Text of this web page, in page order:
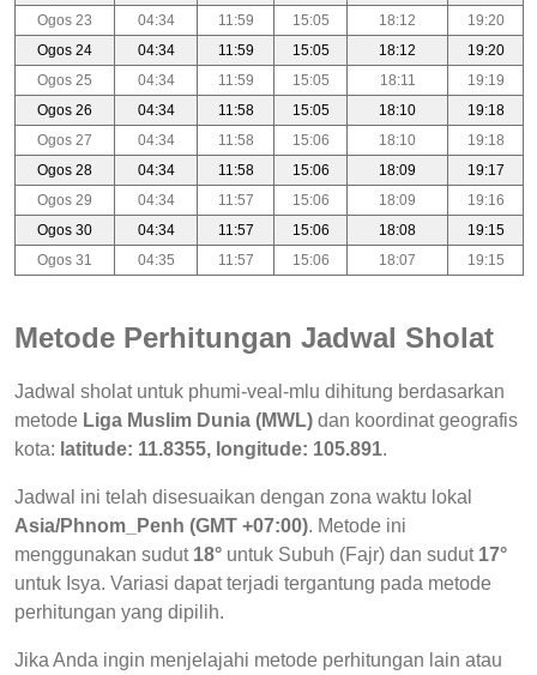
Ogos 23
04:34 11:59 15:05 18:12
19:20
Ogos 24
04:34 11:59 15:05 18:12
19:20
Ogos 25
04:34 11:59 15:05 18:11
19:19
Ogos 26
04:34 11:58 15:05 18:10
19:18
Ogos 27
04:34 11:58 15:06 18:10
19:18
Ogos 28
04:34 11:58 15:06 18:09
19:17
Ogos 29
04:34 11:57 15:06 18:09
19:16
Ogos 30
04:34 11:57 15:06 18:08
19:15
Ogos 31
04:35 11:57 15:06 18:07 19:15
Metode Perhitungan Jadwal Sholat
Jadwal sholat untuk phumi-veal-mlu dihitung berdasarkan
metode Liga Muslim Dunia (MWL) dan koordinat geografis
kota: latitude: 11.8355, longitude: 105.891.
Jadwal ini telah disesuaikan dengan zona waktu lokal
Asia/Phnom_Penh (GMT +07:00). Metode ini
menggunakan sudut 18° untuk Subuh (Fajr) dan sudut 17°
untuk Isya. Variasi dapat terjadi tergantung pada metode
perhitungan yang dipilih.
Jika Anda ingin menjelajahi metode perhitungan lain atau